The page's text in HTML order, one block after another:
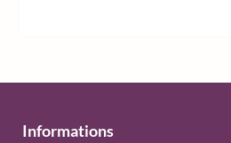
Informations